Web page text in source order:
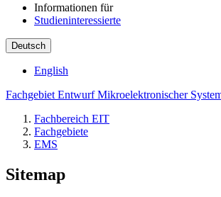
Informationen für
Studieninteressierte
Deutsch
English
Fachgebiet Entwurf Mikroelektronischer
Fachbereich EIT
Fachgebiete
EMS
Sitemap